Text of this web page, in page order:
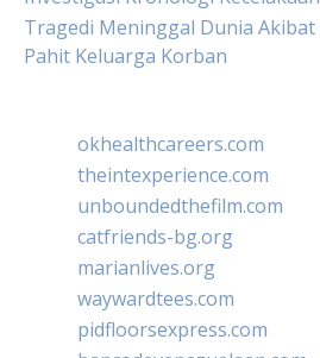
Tragedi Meninggal Dunia Akibat
Pahit Keluarga Korban
okhealthcareers.com
theintexperience.com
unboundedthefilm.com
catfriends-bg.org
marianlives.org
waywardtees.com
pidfloorsexpress.com